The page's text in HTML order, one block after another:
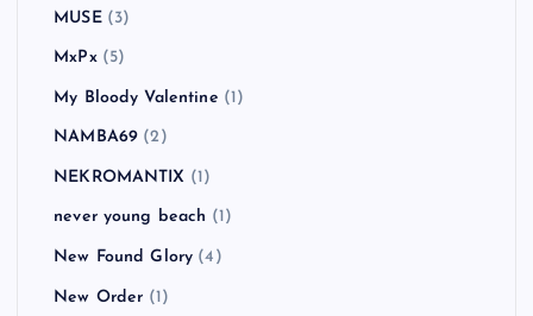
MUSE(3)
MxPx(5)
My Bloody Valentine (1)
NAMBA69 (2)
NEKROMANTIX (1)
never young beach (1)
New Found Glory (4)
New Order (1)